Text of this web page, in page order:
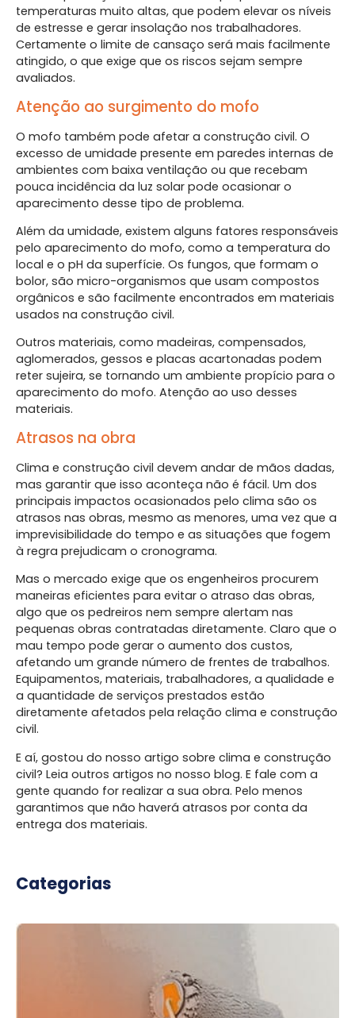
temperaturas muito altas, que podem elevar os níveis
de estresse e gerar insolação nos trabalhadores.
Certamente o limite de cansaço será mais facilmente
atingido, o que exige que os riscos sejam sempre
avaliados.
Atenção ao surgimento do mofo
O mofo também pode afetar a construção civil. O
excesso de umidade presente em paredes internas de
ambientes com baixa ventilação ou que recebam
pouca incidência da luz solar pode ocasionar o
aparecimento desse tipo de problema.
Além da umidade, existem alguns fatores responsáveis
pelo aparecimento do mofo, como a temperatura do
local e o pH da superfície. Os fungos, que formam o
bolor, são micro-organismos que usam compostos
orgânicos e são facilmente encontrados em materiais
usados na construção civil.
Outros materiais, como madeiras, compensados,
aglomerados, gessos e placas acartonadas podem
reter sujeira, se tornando um ambiente propício para o
aparecimento do mofo. Atenção ao uso desses
materiais.
Atrasos na obra
Clima e construção civil devem andar de mãos dadas,
mas garantir que isso aconteça não é fácil. Um dos
principais impactos ocasionados pelo clima são os
atrasos nas obras, mesmo as menores, uma vez que a
imprevisibilidade do tempo e as situações que fogem
à regra prejudicam o cronograma.
Mas o mercado exige que os engenheiros procurem
maneiras eficientes para evitar o atraso das obras,
algo que os pedreiros nem sempre alertam nas
pequenas obras contratadas diretamente. Claro que o
mau tempo pode gerar o aumento dos custos,
afetando um grande número de frentes de trabalhos.
Equipamentos, materiais, trabalhadores, a qualidade e
a quantidade de serviços prestados estão
diretamente afetados pela relação clima e construção
civil.
E aí, gostou do nosso artigo sobre clima e construção
civil? Leia outros artigos no nosso blog. E fale com a
gente quando for realizar a sua obra. Pelo menos
garantimos que não haverá atrasos por conta da
entrega dos materiais.
Categorias